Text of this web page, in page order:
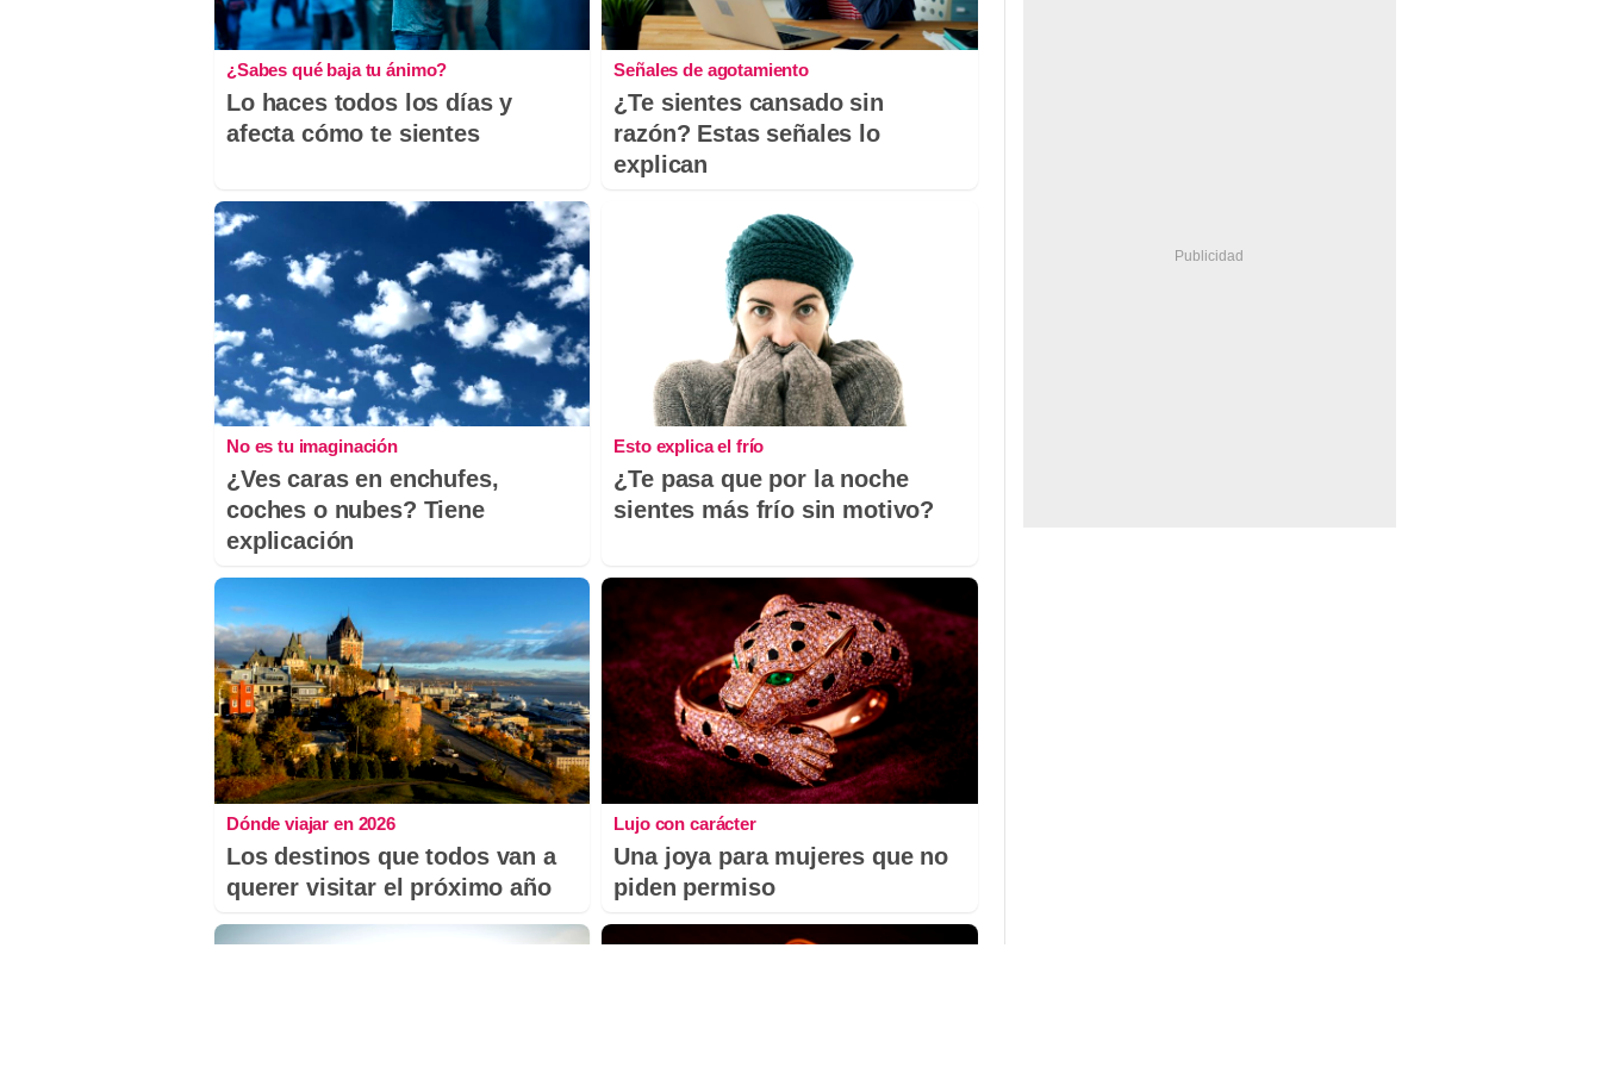
¿Sabes qué baja tu ánimo?
Lo haces todos los días y
afecta cómo te sientes
Señales de agotamiento
¿Te sientes cansado sin
razón? Estas señales lo
explican
No es tu imaginación
¿Ves caras en enchufes,
coches o nubes? Tiene
explicación
Esto explica el frío
¿Te pasa que por la noche
sientes más frío sin motivo?
Dónde viajar en 2026
Los destinos que todos van a
querer visitar el próximo año
Lujo con carácter
Una joya para mujeres que no
piden permiso